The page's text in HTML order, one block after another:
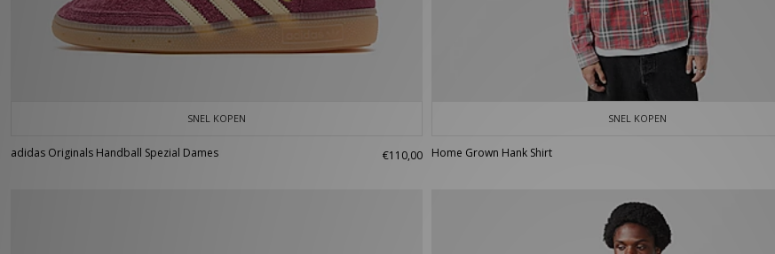
SNEL KOPEN
adidas Originals Handball Spezial Dames €110,00
SNEL KOPEN
Home Grown Hank Shirt